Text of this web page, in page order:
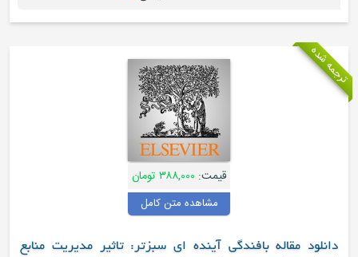
شده
قیمت:۳۸۸,۰۰۰ تومان
مشاهده متن کامل
دانلود مقاله بافندگی آینده ای سبزتر: تاثیر مدیریت منابع